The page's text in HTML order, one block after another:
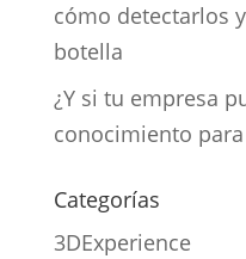
cómo detectarlos
botella
¿Y si tu empresa
conocimiento
Categorías
3DExperience